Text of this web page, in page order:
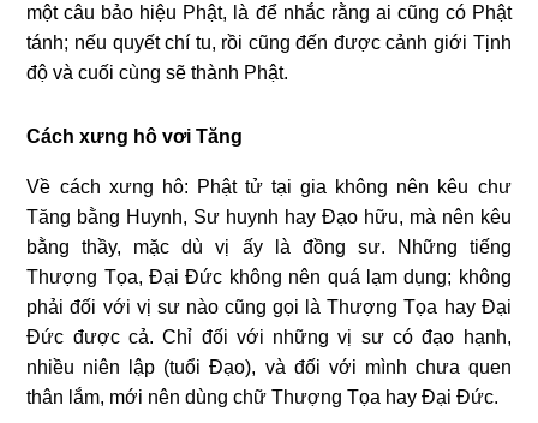
một câu bảo hiệu Phật, là để nhắc rằng ai cũng có Phật
tánh; nếu quyết chí tu, rồi cũng đến được cảnh giới Tịnh
độ và cuối cùng sẽ thành Phật.
Cách xưng hô vơi Tăng
Về cách xưng hô: Phật tử tại gia không nên kêu chư
Tăng bằng Huynh, Sư huynh hay Ðạo hữu, mà nên kêu
bằng thầy, mặc dù vị ấy là đồng sư. Những tiếng
Thượng Tọa, Ðại Ðức không nên quá lạm dụng; không
phải đối với vị sư nào cũng gọi là Thượng Tọa hay Ðại
Ðức được cả. Chỉ đối với những vị sư có đạo hạnh,
nhiều niên lập (tuổi Ðạo), và đối với mình chưa quen
thân lắm, mới nên dùng chữ Thượng Tọa hay Ðại Ðức.